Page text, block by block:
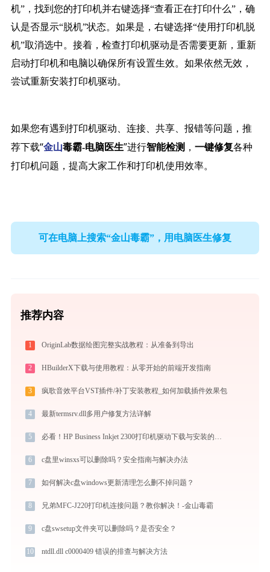
机”，找到您的打印机并右键选择“查看正在打印什么”，确
认是否显示“脱机”状态。如果是，右键选择“使用打印机脱
机”取消选中。接着，检查打印机驱动是否需要更新，重新
启动打印机和电脑以确保所有设置生效。如果依然无效，
尝试重新安装打印机驱动。
如果您有遇到打印机驱动、连接、共享、报错等问题，推
荐下载“金山毒霸-电脑医生”进行智能检测， 一键修复各种
打印机问题，提高大家工作和打印机使用效率。
可在电脑上搜索“金山毒霸”，用电脑医生修复
推荐内容
1 OriginLab数据绘图完整实战教程：从准备到导出
2 HBuilderX下载与使用教程：从零开始的前端开发指南
3 疯歌音效平台VST插件/补丁安装教程_如何加载插件效果包
4 最新termsrv.dll多用户修复方法详解
5 必看！HP Business Inkjet 2300打印机驱动下载与安装的正确姿势
6 c盘里winsxs可以删除吗？安全指南与解决办法
7 如何解决c盘windows更新清理怎么删不掉问题？
8 兄弟MFC-J220打印机连接问题？教你解决！-金山毒霸
9 c盘swsetup文件夹可以删除吗？是否安全？
10 ntdll.dll c0000409 错误的排查与解决方法